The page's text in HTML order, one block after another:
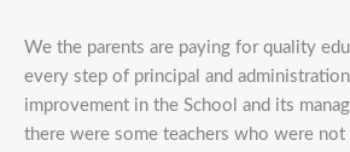
We the parents are paying for quality
every step of principal and
improvement in the School and its
there were some teachers who were not